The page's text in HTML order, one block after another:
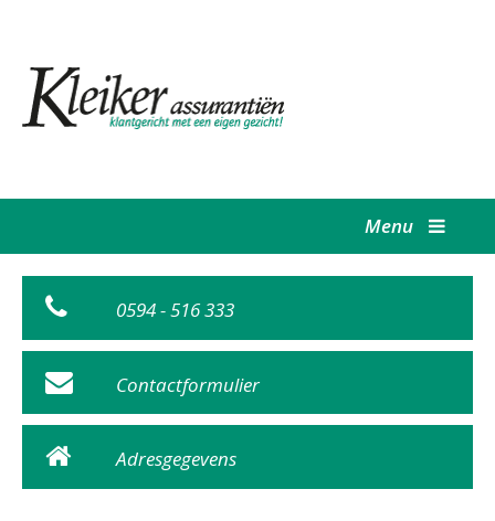
Menu
0594 - 516 333
Contactformulier
Adresgegevens